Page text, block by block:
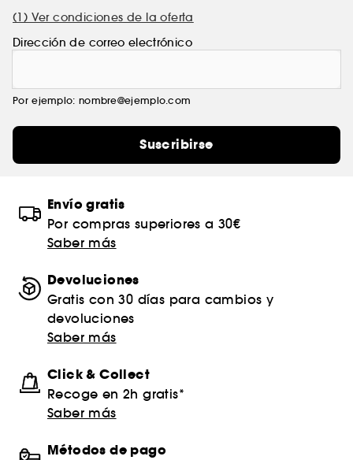
(1) Ver condiciones de la oferta
Dirección de correo electrónico
Por ejemplo: nombre@ejemplo.com
Suscribirse
Envío gratis
Por compras superiores a 30€
Saber más
Devoluciones
Gratis con 30 días para cambios y
devoluciones
Saber más
Click & Collect
Recoge en 2h gratis*
Saber más
Métodos de pago